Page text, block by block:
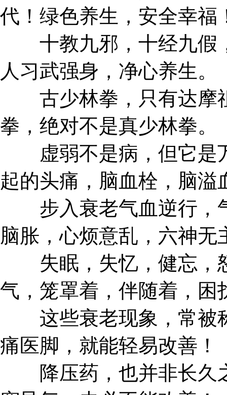
代！绿色养生，安全幸福
十教九邪，十经九假
人习武强身，净心养生。
古少林拳，只有达摩
拳，绝对不是真少林拳。
虚弱不是病，但它是
起的头痛，脑血栓，脑溢
步入衰老气血逆行，
脑胀，心烦意乱，六神无
失眠，失忆，健忘，
气，笼罩着，伴随着，困
这些衰老现象，常被
痛医脚，就能轻易改善！
降压药，也并非长久